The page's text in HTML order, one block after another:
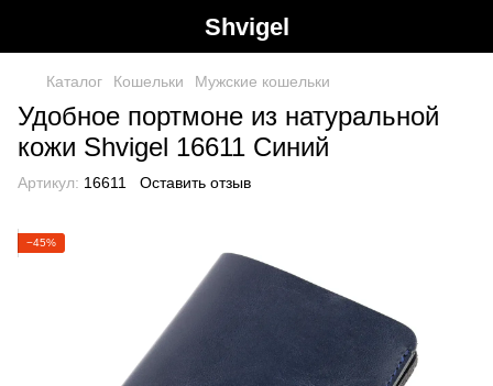
Shvigel
Каталог Кошельки Мужские кошельки
Удобное портмоне из натуральной
кожи Shvigel 16611 Синий
Артикул: 16611 Оставить отзыв
−45%